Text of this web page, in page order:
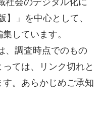
社会のデジタル化に
】」を中心として、
しています。
、調査時点でのもの
ては、リンク切れと
。あらかじめご承知